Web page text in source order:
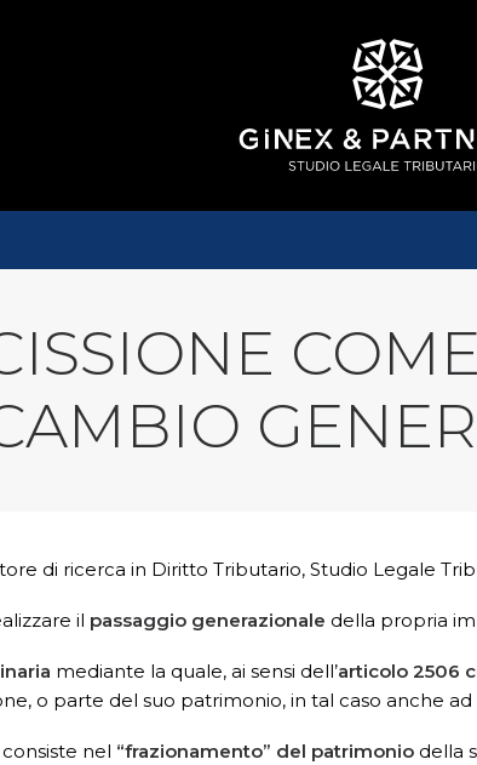
di ricerca in Diritto Tributario, Studio Legale
il passaggio generazionale della propria
mediante la quale, ai sensi dell’articolo 2506
o parte del suo patrimonio, in tal caso anche ad
nel “frazionamento” del patrimonio della